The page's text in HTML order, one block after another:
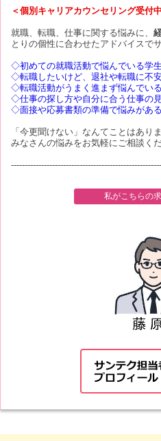
＜個別キャリアカウンセリング受付
就職、転職、仕事に関する悩みに、
とりの個性に合わせたアドバイスで
◇初めての就職活動で悩んでいる学
◇転職したいけど、退社や転職に不
◇転職活動がうまく進まず悩んでい
◇仕事の探し方や自分に合う仕事の
◇面接や応募書類の準備で悩みがあ
「今更聞けない」なんてことはありま
みなさんの悩みをお気軽にご相談くだ
私がこちらの